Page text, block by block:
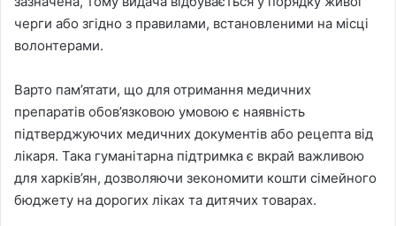
черги або згідно з правилами, встановленими на місці
волонтерами.
Варто пам’ятати, що для отримання медичних
препаратів обов’язковою умовою є наявність
підтверджуючих медичних документів або рецепта від
лікаря. Така гуманітарна підтримка є вкрай важливою
для харків’ян, дозволяючи зекономити кошти сімейного
бюджету на дорогих ліках та дитячих товарах.